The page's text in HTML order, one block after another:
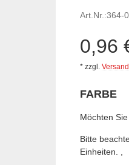
Art.Nr.:364-
0,96
* zzgl. Versand
FARBE
Möchten
Bitte
Einheiten.